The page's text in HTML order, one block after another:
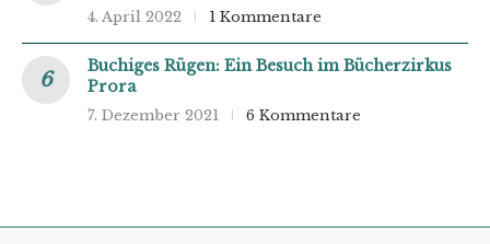
4. April 2022 1 Kommentare
Buchiges Rügen: Ein Besuch im Bücherzirkus
Prora
7. Dezember 2021 6 Kommentare